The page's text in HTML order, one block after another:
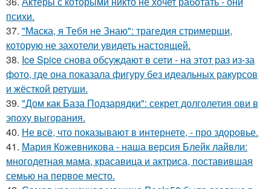
психи.
37. "Маска, я Тебя не Знаю": трагедия стримерши,
которую не захотели увидеть настоящей.
38. Ice Spice снова обсуждают в сети - на этот раз из-за
фото, где она показала фигуру без идеальных ракурсов
и жёсткой ретуши.
39. "Дом как База Подзарядки": секрет долголетия ови в
эпоху выгорания.
40. Не всё, что показывают в интернете, - про здоровье.
41. Мария Кожевникова - наша версия Блейк лайвли:
многодетная мама, красавица и актриса, поставившая
семью на первое место.